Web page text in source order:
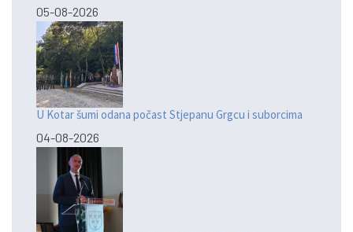
05-08-2026
U Kotar šumi odana počast Stjepanu Grgcu i suborcima
04-08-2026